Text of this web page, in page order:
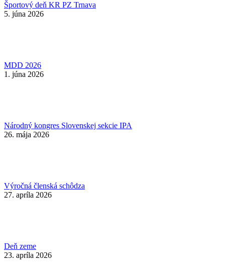
Športový deň KR PZ Trnava
5. júna 2026
MDD 2026
1. júna 2026
Národný kongres Slovenskej sekcie IPA
26. mája 2026
Výročná členská schôdza
27. apríla 2026
Deň zeme
23. apríla 2026